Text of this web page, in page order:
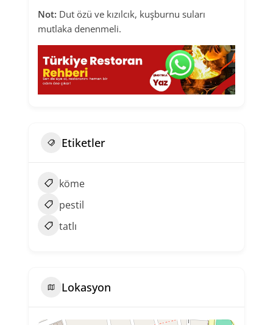
Not: Dut özü ve kızılcık, kuşburnu suları
mutlaka denenmeli.
Etiketler
köme
pestil
tatlı
Lokasyon